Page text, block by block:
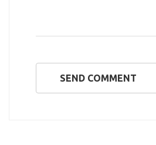
SEND COMMENT